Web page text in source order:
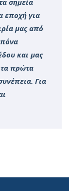
σημεία
εποχή για
μας από
και μας
πρώτα
Για